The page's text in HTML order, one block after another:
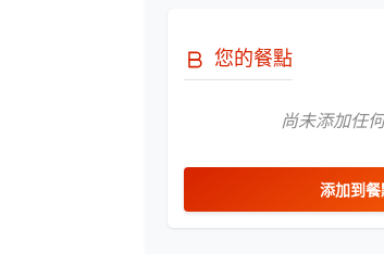
您的餐點
尚未添加任
添加到餐